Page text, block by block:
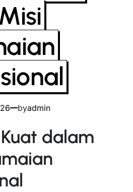
byadmin
dalam